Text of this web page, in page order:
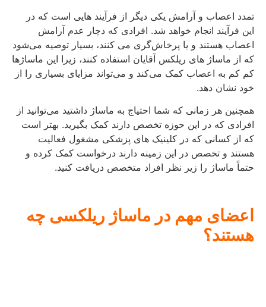
تمدد اعصاب و آرامش یکی دیگر از فرآیند هایی است که در
این فرآیند انجام خواهد شد. افرادی که دچار عدم آرامش
اعصاب هستند و یا پرخاش‌گری می کنند، بسیار توصیه می‌شود
که از ماساژ های ریلکس آقایان استفاده کنند، زیرا این ماساژها
کم‌ کم به اعصاب کمک می‌کند و می‌تواند مزایای بسیاری را از
خود نشان دهد.
همچنین هر زمانی که شما احتیاج به ماساژ داشتید می‌توانید از
افرادی که در این حوزه تخصص دارند کمک بگیرید. بهتر است
که از کسانی که در کلینیک‌ های پزشکی مشغول فعالیت
هستند و تخصص در این زمینه دارند درخواست کمک کرده و
حتماً ماساژ را زیر نظر افراد متخصص دریافت کنید.
اعضای مهم در ماساژ ریلکسی چه
هستند؟